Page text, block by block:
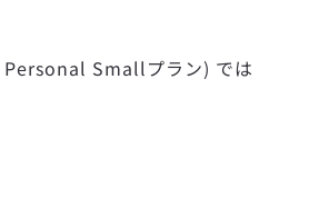
Personal Smallプラン) では